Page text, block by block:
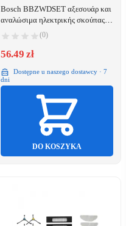
Bosch BBZWDSET αξεσουάρ και
αναλώσιμα ηλεκτρικής σκούπας
Κυλινδρική σκούπα Διάλυμα
καθαρισμού
(0)
56.49 zł
Dostępne u naszego dostawcy · 7
dni
DO KOSZYKA